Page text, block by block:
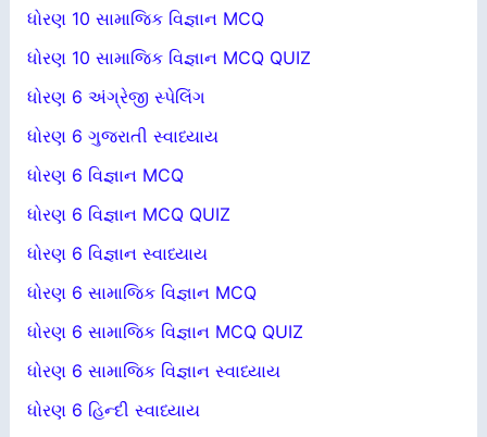
ધોરણ 10 સામાજિક વિજ્ઞાન MCQ
ધોરણ 10 સામાજિક વિજ્ઞાન MCQ QUIZ
ધોરણ 6 અંગ્રેજી સ્પેલિંગ
ધોરણ 6 ગુજરાતી સ્વાધ્યાય
ધોરણ 6 વિજ્ઞાન MCQ
ધોરણ 6 વિજ્ઞાન MCQ QUIZ
ધોરણ 6 વિજ્ઞાન સ્વાધ્યાય
ધોરણ 6 સામાજિક વિજ્ઞાન MCQ
ધોરણ 6 સામાજિક વિજ્ઞાન MCQ QUIZ
ધોરણ 6 સામાજિક વિજ્ઞાન સ્વાધ્યાય
ધોરણ 6 હિન્દી સ્વાધ્યાય